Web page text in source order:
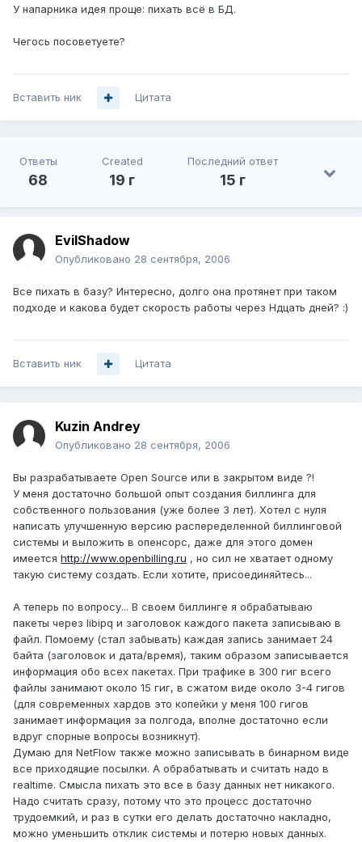
У напарника идея проще: пихать всё в БД.
Чегось посоветуете?
Вставить ник Цитата
Ответы
68
Created
19 г
Последний ответ
15 г
EvilShadow
Опубликовано 28 сентября, 2006
Все пихать в базу? Интересно, долго она протянет при таком
подходе и какова будет скорость работы через Ндцать дней? :)
Вставить ник Цитата
Kuzin Andrey
Опубликовано 28 сентября, 2006
Вы разрабатываете Open Source или в закрытом виде ?!
У меня достаточно большой опыт создания биллинга для
собственного пользования (уже более 3 лет). Хотел с нуля
написать улучшенную версию распеределенной биллинговой
системы и выложить в опенсорс, даже для этого домен
имеется http://www.openbilling.ru , но сил не хватает одному
такую систему создать. Если хотите, присоединяйтесь...
А теперь по вопросу... В своем биллинге я обрабатываю
пакеты через libipq и заголовок каждого пакета записываю в
файл. Помоему (стал забывать) каждая запись занимает 24
байта (заголовок и дата/время), таким образом записывается
информация обо всех пакетах. При трафике в 300 гиг всего
файлы занимают около 15 гиг, в сжатом виде около 3-4 гигов
(для современных хардов это копейки у меня 100 гигов
занимает информация за полгода, вполне достаточно если
вдруг спорные вопросы возникнут).
Думаю для NetFlow также можно записывать в бинарном виде
все приходящие посылки. А обрабатывать и считать надо в
realtime. Смысла пихать это все в базу данных нет никакого.
Надо считать сразу, потому что это процесс достаточно
трудоемкий, и раз в сутки его делать достаточно накладно,
можно уменьшить отклик системы и потерю новых данных.